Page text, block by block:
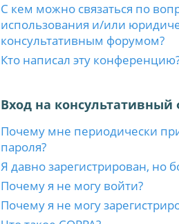
С кем можно связаться по
использования и/или
консультативным форумом?
Кто написал эту
Вход на
Почему мне периодически
пароля?
Я давно зарегистрирован, но
Почему я не могу войти?
Почему я не могу